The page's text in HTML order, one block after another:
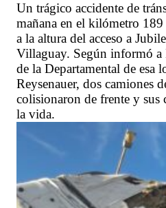
Un trágico accidente de
mañana en el kilómetro
a la altura del acceso a
Villaguay. Según informó
de la Departamental de esa
Reysenauer, dos camiones
colisionaron de frente y sus
la vida.